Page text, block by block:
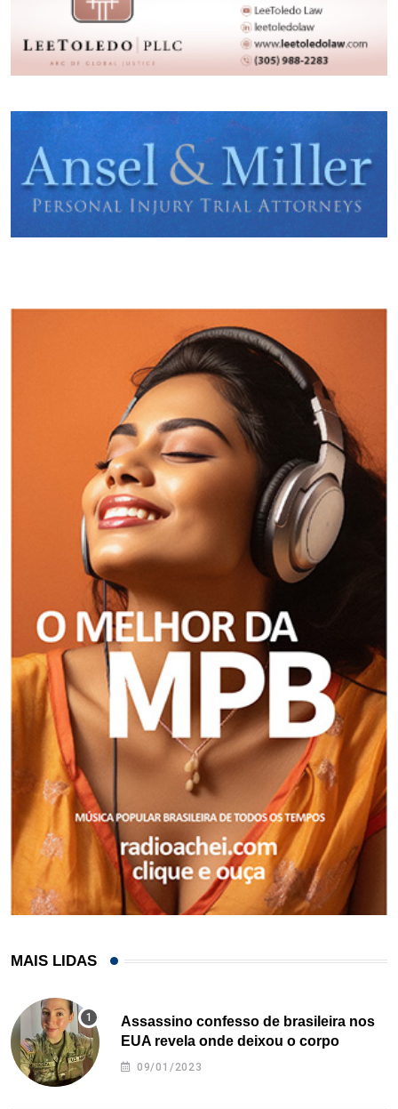
MAIS LIDAS
Assassino confesso de brasileira nos
EUA revela onde deixou o corpo
09/01/2023